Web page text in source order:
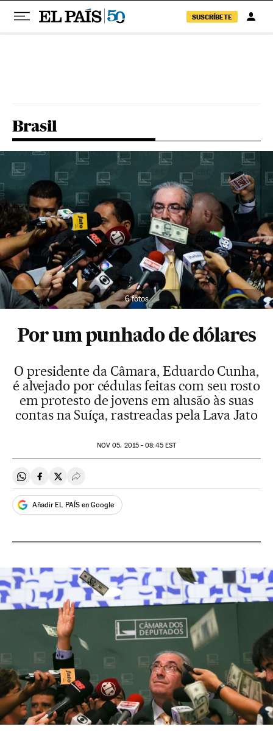
SUSCRÍBETE
Brasil
6 fotos
Por um punhado de dólares
O presidente da Câmara, Eduardo Cunha,
é alvejado por cédulas feitas com seu rosto
em protesto de jovens em alusão às suas
contas na Suíça, rastreadas pela Lava Jato
NOV 05, 2015 - 08:45EST
Compartir en Whatsapp
Compartir en Facebook
Compartir en Twitter
Desplegar Redes Sociales
Añadir EL PAÍS en Google